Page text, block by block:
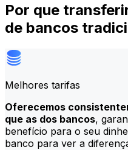
Por que
de bancos
Melhores tarifas
Oferecemos
que as dos bancos,
benefício para o seu
banco para ver a